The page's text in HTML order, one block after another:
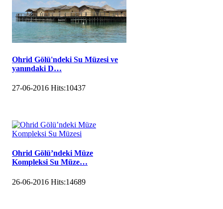
Ohrid Gölü'ndeki Su Müzesi ve
yanındaki D…
27-06-2016 Hits:10437
Ohrid Gölü’ndeki Müze
Kompleksi Su Müze…
26-06-2016 Hits:14689